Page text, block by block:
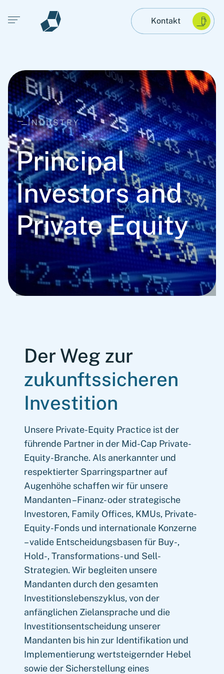
Open main menu Kontakt
INDUSTRY
Principal
Investors and
Private Equity
Der Weg zur
zukunftssicheren
Investition
Unsere Private-Equity Practice ist der
führende Partner in der Mid-Cap Private-
Equity-Branche. Als anerkannter und
respektierter Sparringspartner auf
Augenhöhe schaffen wir für unsere
Mandanten –Finanz- oder strategische
Investoren, Family Offices, KMUs, Private-
Equity-Fonds und internationale Konzerne
– valide Entscheidungsbasen für Buy-,
Hold-, Transformations- und Sell-
Strategien. Wir begleiten unsere
Mandanten durch den gesamten
Investitionslebenszyklus, von der
anfänglichen Zielansprache und die
Investitionsentscheidung unserer
Mandanten bis hin zur Identifikation und
Implementierung wertsteigernder Hebel
sowie der Sicherstellung eines